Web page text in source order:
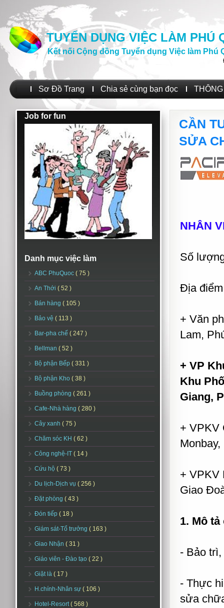
TUYỂN DỤNG VIỆC LÀM PHÚ
Kết nối Cộng đồng Tuyển dụng Việc làm Phú
Sơ Đồ Trang Chia sẻ cùng bạn đọc
Job for fun
Danh mục việc làm
ABC PhuQuoc ( 75 )
An Thới ( 52 )
Bán hàng ( 105 )
Bảo vệ ( 113 )
Bar-pha chế ( 247 )
Bellman ( 52 )
Bộ phận Bếp ( 331 )
Bộ phận Kho ( 38 )
Buồng phòng ( 261 )
Cafe-Nhà hàng ( 280 )
Cây xanh ( 75 )
Chăm sóc KH ( 62 )
Công nghệ-IT ( 14 )
Cứu hộ ( 73 )
Du lịch-Dịch vụ ( 256 )
Đặt phòng ( 43 )
Đón tiếp ( 18 )
Giám sát-Tổ trưởng ( 163 )
Giao Nhận ( 31 )
Giáo viên - Đào tạo ( 22 )
Giặt là ( 17 )
H.chính-Nhân sự ( 106 )
Hotel-Resort( 568 )
CẦN
SỬA
NHÂN
Số
Địa
+ Văn
Lam,
+ VP
Khu
Giang,
+ VPKV
+ VPKV
Giao
1. Mô
- Bảo
- Thực
sửa